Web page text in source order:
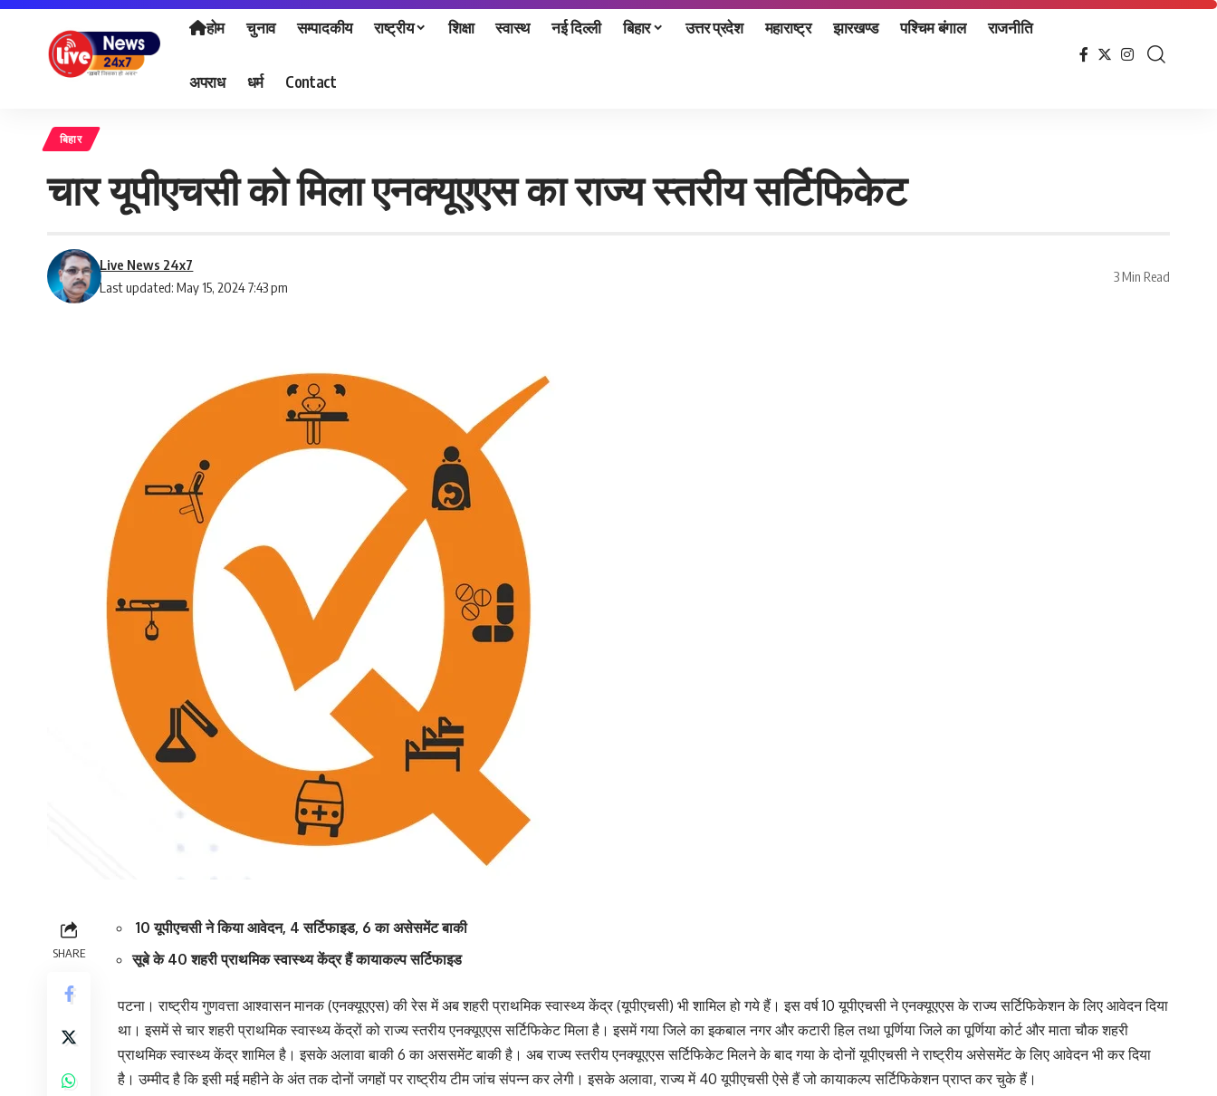
होम चुनाव सम्पादकीय राष्ट्रीय शिक्षा स्वास्थ नई दिल्ली बिहार उत्तर प्रदेश महाराष्ट्र झारखण्ड पश्चिम बंगाल राजनीति
अपराध धर्म Contact
बिहार
चार यूपीएचसी को मिला एनक्यूएएस का राज्य स्तरीय सर्टिफिकेट
Last updated: May 15, 2024 7:43 pm
Live News 24x7
3 Min Read
SHARE
10 यूपीएचसी ने किया आवेदन, 4 सर्टिफाइड, 6 का असेसमेंट बाकी
सूबे के 40 शहरी प्राथमिक स्वास्थ्य केंद्र हैं कायाकल्प सर्टिफाइड
पटना। राष्ट्रीय गुणवत्ता आश्वासन मानक (एनक्यूएएस) की रेस में अब शहरी प्राथमिक स्वास्थ्य केंद्र (यूपीएचसी) भी शामिल हो गये हैं। इस वर्ष 10 यूपीएचसी ने एनक्यूएएस के राज्य सर्टिफिकेशन के लिए आवेदन दिया
था। इसमें से चार शहरी प्राथमिक स्वास्थ्य केंद्रों को राज्य स्तरीय एनक्यूएएस सर्टिफिकेट मिला है। इसमें गया जिले का इकबाल नगर और कटारी हिल तथा पूर्णिया जिले का पूर्णिया कोर्ट और माता चौक शहरी
प्राथमिक स्वास्थ्य केंद्र शामिल है। इसके अलावा बाकी 6 का अससमेंट बाकी है। अब राज्य स्तरीय एनक्यूएएस सर्टिफिकेट मिलने के बाद गया के दोनों यूपीएचसी ने राष्ट्रीय असेसमेंट के लिए आवेदन भी कर दिया
है। उम्मीद है कि इसी मई महीने के अंत तक दोनों जगहों पर राष्ट्रीय टीम जांच संपन्न कर लेगी। इसके अलावा, राज्य में 40 यूपीएचसी ऐसे हैं जो कायाकल्प सर्टिफिकेशन प्राप्त कर चुके हैं।